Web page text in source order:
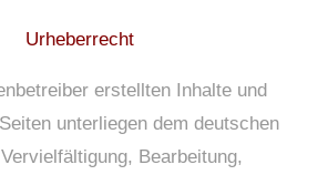
Urheberrecht
erstellten Inhalte und
unterliegen dem deutschen
Bearbeitung,